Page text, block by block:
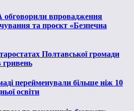
впровадження
та проєкт «Безпечна
Полтавської громади
гривень
перейменували більше ніж 10
освіти